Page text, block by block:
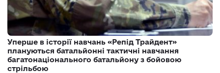
Уперше в історії навчань «Репід Трайдент»
плануються батальйонні тактичні навчання
багатонаціонального батальйону з бойовою
стрільбою